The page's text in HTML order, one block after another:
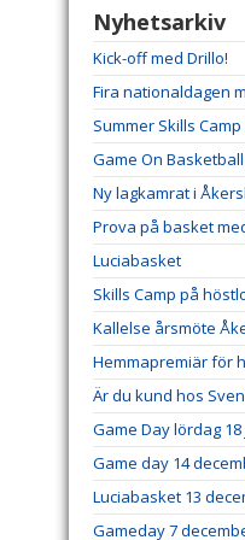
Nyhetsarkiv
Kick-off med Drillo!
Fira nationaldagen
Summer Skills Camp
Game On
Ny lagkamrat i
Prova på basket
Luciabasket
Skills Camp på
Kallelse årsmöte
Hemmapremiär för
Är du kund hos
Game Day lördag
Game day 14
Luciabasket 13
Gameday 7